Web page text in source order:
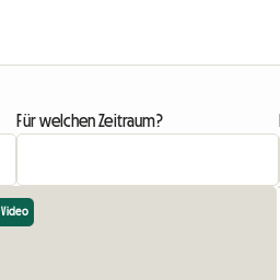
Für welchen Zeitraum?
Video